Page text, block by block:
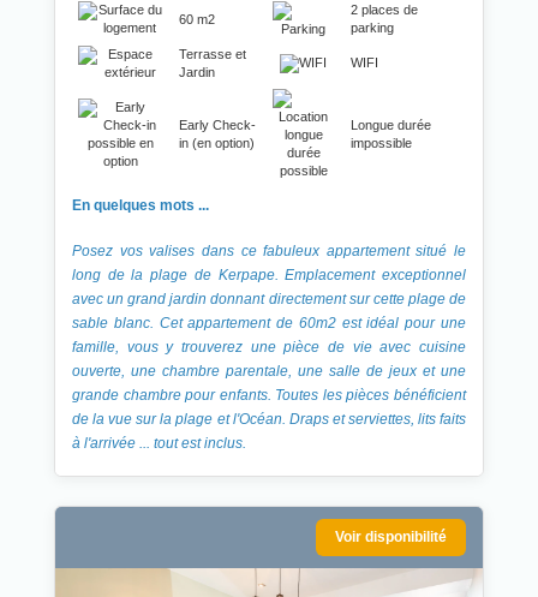
60 m2
2 places de
parking
Terrasse et
Jardin
WIFI
Early Check-
in (en option)
Longue durée
impossible
En quelques mots ...
Posez vos valises dans ce fabuleux appartement situé le
long de la plage de Kerpape. Emplacement exceptionnel
avec un grand jardin donnant directement sur cette plage de
sable blanc. Cet appartement de 60m2 est idéal pour une
famille, vous y trouverez une pièce de vie avec cuisine
ouverte, une chambre parentale, une salle de jeux et une
grande chambre pour enfants. Toutes les pièces bénéficient
de la vue sur la plage et l'Océan. Draps et serviettes, lits faits
à l'arrivée ... tout est inclus.
Voir disponibilité